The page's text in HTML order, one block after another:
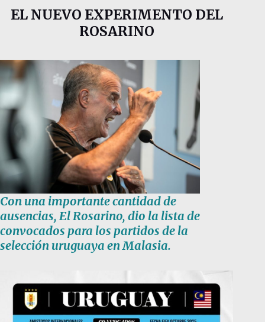
EL NUEVO EXPERIMENTO DEL
ROSARINO
Con una importante cantidad de
ausencias, El Rosarino, dio la lista de
convocados para los partidos de la
selección uruguaya en Malasia.